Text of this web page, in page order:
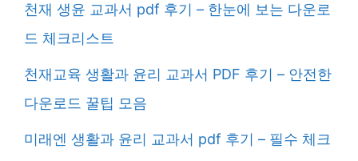
천재 생윤 교과서 pdf 후기 – 한눈에 보는 다운로
드 체크리스트
천재교육 생활과 윤리 교과서 PDF 후기 – 안전한
다운로드 꿀팁 모음
미래엔 생활과 윤리 교과서 pdf 후기 – 필수 체크